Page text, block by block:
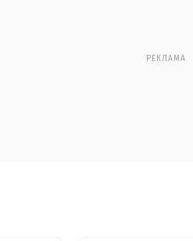
РЕКЛАМА